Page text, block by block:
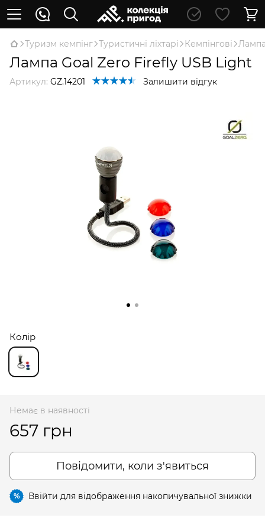
Туризм кемпінг Туристичні ліхтарі Кемпінгові
Лампа Goal Zero Firefly USB Light
Артикул: GZ.14201 Залишити відгук
Колір
Немає в наявності
657 грн
Повідомити, коли з'явиться
% Ввійти для відображення накопичувальної знижки